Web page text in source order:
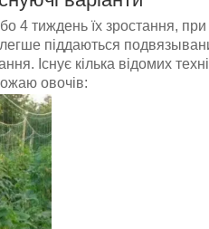
4 тиждень їх зростання,
піддаються
кілька відомих
овочів: